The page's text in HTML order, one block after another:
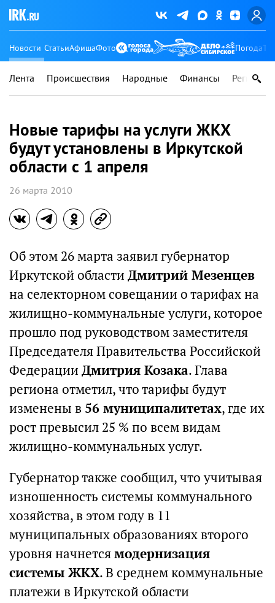
Новости СтатьиАфишаФото Погода
Лента Происшествия Народные Финансы Регионы
Новые тарифы на услуги ЖКХ
будут установлены в Иркутской
области с 1 апреля
26 марта 2010
Об этом 26 марта заявил губернатор
Иркутской области Дмитрий Мезенцев
на селекторном совещании о тарифах на
жилищно-коммунальные услуги, которое
прошло под руководством заместителя
Председателя Правительства Российской
Федерации Дмитрия Козака. Глава
региона отметил, что тарифы будут
изменены в 56 муниципалитетах, где их
рост превысил 25 % по всем видам
жилищно-коммунальных услуг.
Губернатор также сообщил, что учитывая
изношенность системы коммунального
хозяйства, в этом году в 11
муниципальных образованиях второго
уровня начнетсямодернизация
системы ЖКХ. В среднем коммунальные
платежи в Иркутской области